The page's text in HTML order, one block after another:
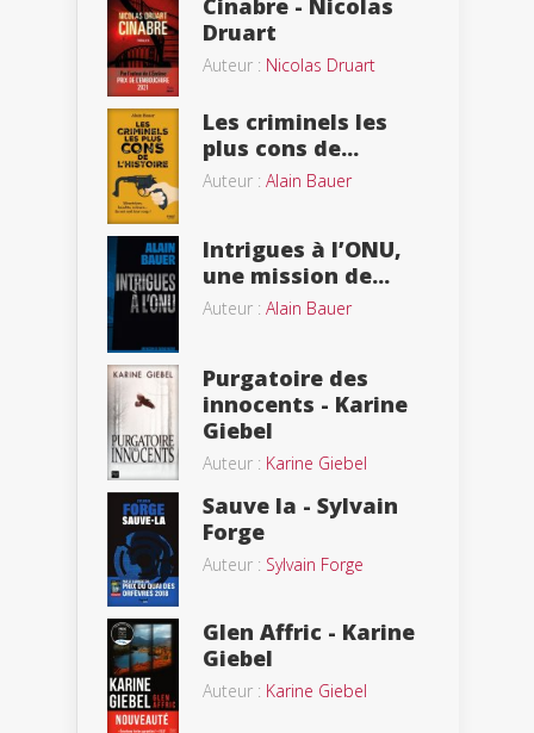
Druart
Auteur : Nicolas Druart
Les criminels les
plus cons de...
Auteur : Alain Bauer
Intrigues à l’ONU,
une mission de...
Auteur : Alain Bauer
Purgatoire des
innocents - Karine
Giebel
Auteur : Karine Giebel
Sauve la - Sylvain
Forge
Auteur : Sylvain Forge
Glen Affric - Karine
Giebel
Auteur : Karine Giebel